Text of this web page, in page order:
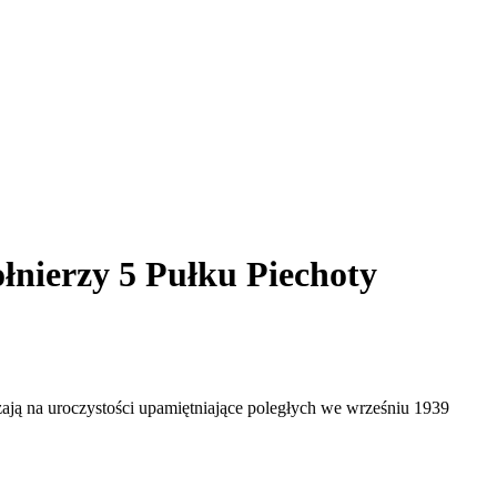
5 Pułku Piechoty
na uroczystości upamiętniające poległych we wrześniu 1939